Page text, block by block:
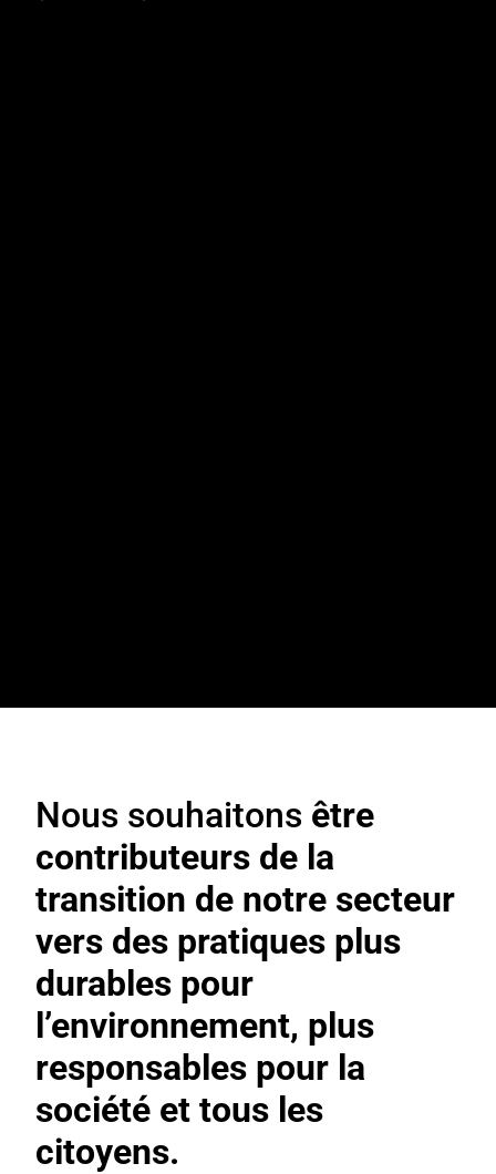
Nous souhaitons être
contributeurs de la
transition de notre secteur
vers des pratiques plus
durables pour
l’environnement, plus
responsables pour la
société et tous les
citoyens.